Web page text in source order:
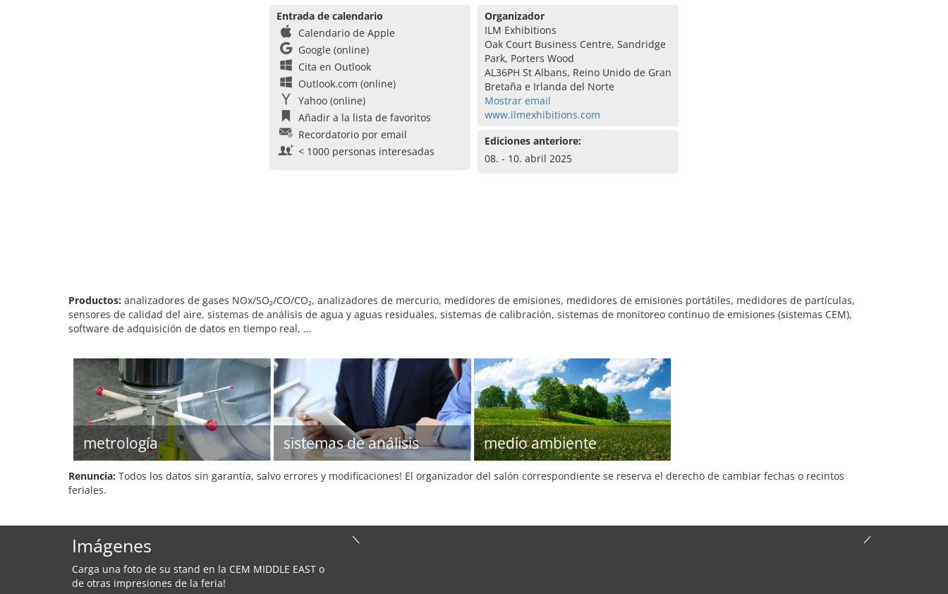
Entrada de calendario
Calendario de Apple
Google (online)
Cita en Outlook
Outlook.com (online)
Yahoo (online)
Añadir a la lista de favoritos
Recordatorio por email
< 1000 personas interesadas
Organizador
ILM Exhibitions
Oak Court Business Centre, Sandridge
Park, Porters Wood
AL36PH St Albans, Reino Unido de Gran
Bretaña e Irlanda del Norte
Mostrar email
www.ilmexhibitions.com
Ediciones anteriore:
08. - 10. abril 2025
Productos: analizadores de gases NOx/SO₂/CO/CO₂, analizadores de mercurio, medidores de emisiones, medidores de emisiones portátiles, medidores de partículas,
sensores de calidad del aire, sistemas de análisis de agua y aguas residuales, sistemas de calibración, sistemas de monitoreo continuo de emisiones (sistemas CEM),
software de adquisición de datos en tiempo real, …
metrología sistemas de análisis medio ambiente
Renuncia: Todos los datos sin garantía, salvo errores y modificaciones! El organizador del salón correspondiente se reserva el derecho de cambiar fechas o recintos
feriales.
Imágenes
Carga una foto de su stand en la CEM MIDDLE EAST o
de otras impresiones de la feria!